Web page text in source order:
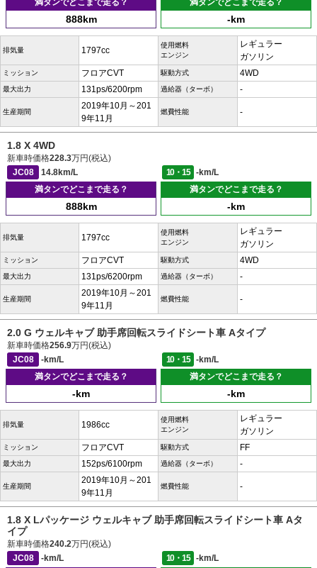
満タンでどこまで走る？
888km
満タンでどこまで走る？
-km
排気量 1797cc
使用燃料
エンジン
レギュラー
ガソリン
ミッション フロアCVT 駆動方式 4WD
最大出力 131ps/6200rpm 過給器（ターボ） -
生産期間
2019年10月～201
9年11月
燃費性能 -
1.8 X 4WD
新車時価格228.3万円(税込)
JC08
14.8km/L 10・15
-km/L
満タンでどこまで走る？
888km
満タンでどこまで走る？
-km
排気量 1797cc
使用燃料
エンジン
レギュラー
ガソリン
ミッション フロアCVT 駆動方式 4WD
最大出力 131ps/6200rpm 過給器（ターボ） -
生産期間
2019年10月～201
9年11月
燃費性能 -
2.0 G ウェルキャブ 助手席回転スライドシート車 Aタイプ
新車時価格256.9万円(税込)
JC08
-km/L 10・15
-km/L
満タンでどこまで走る？
-km
満タンでどこまで走る？
-km
排気量 1986cc
使用燃料
エンジン
レギュラー
ガソリン
ミッション フロアCVT 駆動方式 FF
最大出力 152ps/6100rpm 過給器（ターボ） -
生産期間
2019年10月～201
9年11月
燃費性能 -
1.8 X Lパッケージ ウェルキャブ 助手席回転スライドシート車 Aタ
イプ
新車時価格240.2万円(税込)
JC08
-km/L 10・15
-km/L